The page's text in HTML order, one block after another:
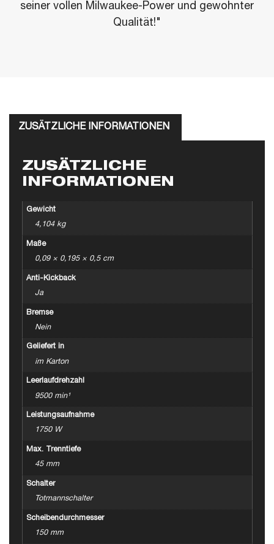
seiner vollen Milwaukee-Power und gewohnter
Qualität!"
ZUSÄTZLICHE INFORMATIONEN
ZUSÄTZLICHE
INFORMATIONEN
Gewicht
4,104 kg
Maße
0,09 × 0,195 × 0,5 cm
Anti-Kickback
Ja
Bremse
Nein
Geliefert in
im Karton
Leerlaufdrehzahl
9500 min¹
Leistungsaufnahme
1750 W
Max. Trenntiefe
45 mm
Schalter
Totmannschalter
Scheibendurchmesser
150 mm